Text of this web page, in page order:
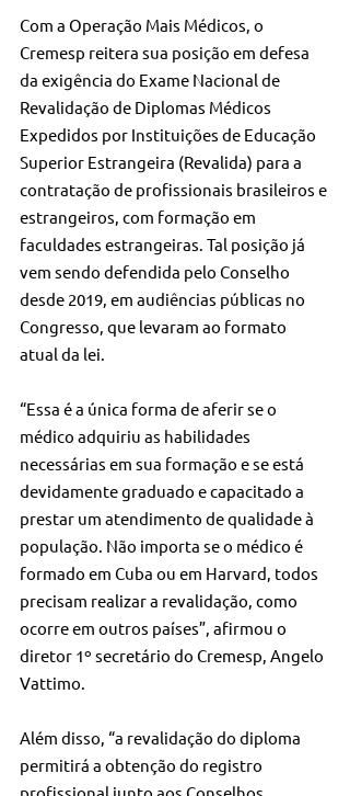
Com a Operação Mais Médicos, o
Cremesp reitera sua posição em defesa
da exigência do Exame Nacional de
Revalidação de Diplomas Médicos
Expedidos por Instituições de Educação
Superior Estrangeira (Revalida) para a
contratação de profissionais brasileiros e
estrangeiros, com formação em
faculdades estrangeiras. Tal posição já
vem sendo defendida pelo Conselho
desde 2019, em audiências públicas no
Congresso, que levaram ao formato
atual da lei.
“Essa é a única forma de aferir se o
médico adquiriu as habilidades
necessárias em sua formação e se está
devidamente graduado e capacitado a
prestar um atendimento de qualidade à
população. Não importa se o médico é
formado em Cuba ou em Harvard, todos
precisam realizar a revalidação, como
ocorre em outros países”, afirmou o
diretor 1º secretário do Cremesp, Angelo
Vattimo.
Além disso, “a revalidação do diploma
permitirá a obtenção do registro